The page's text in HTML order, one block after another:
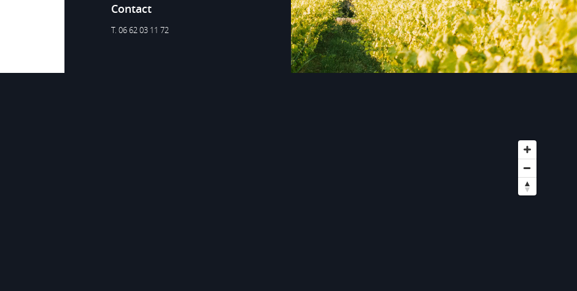
Voir le site
Contact
T. 06 62 03 11 72
Contact
T. 06 62 03 11 72